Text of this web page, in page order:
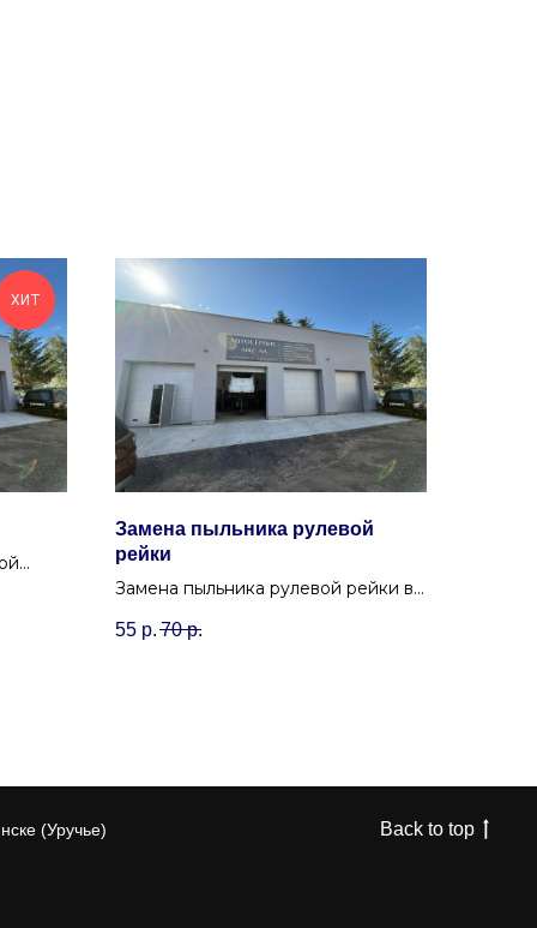
ХИТ
Замена пыльника рулевой
рейки
Замена пыльника рулевой рейки в
от грязи и песка за небольшую
55 р. 70 р.
(Уручье)
Back to top